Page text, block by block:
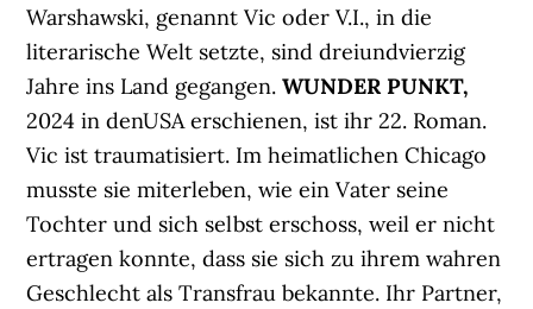
Warshawski, genannt Vic oder V.I., in die
literarische Welt setzte, sind dreiundvierzig
Jahre ins Land gegangen.WUNDER PUNKT,
2024 in denUSA erschienen, ist ihr 22. Roman.
Vic ist traumatisiert. Im heimatlichen Chicago
musste sie miterleben, wie ein Vater seine
Tochter und sich selbst erschoss, weil er nicht
ertragen konnte, dass sie sich zu ihrem wahren
Geschlecht als Transfrau bekannte. Ihr Partner,